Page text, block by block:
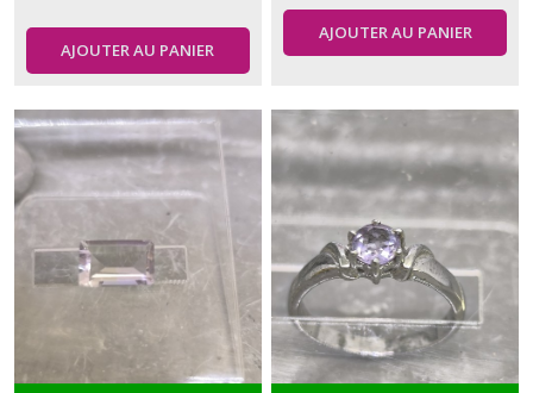
AJOUTER AU PANIER
AJOUTER AU PANIER